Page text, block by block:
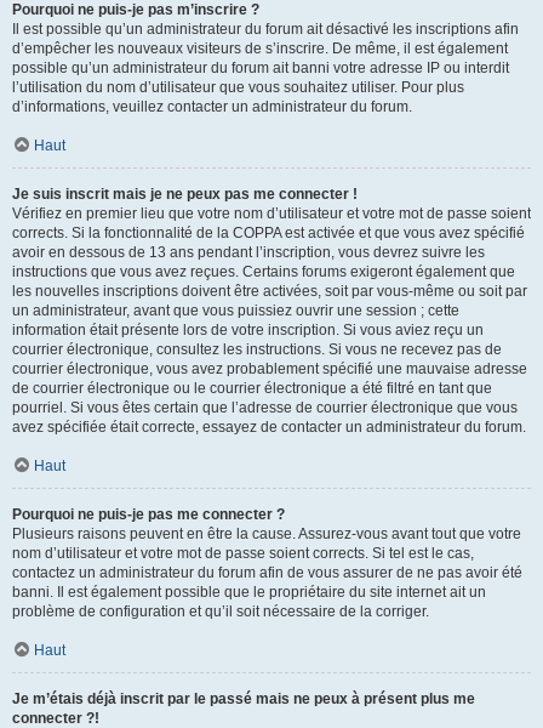
Pourquoi ne puis-je pas m’inscrire ?
Il est possible qu’un administrateur du forum ait désactivé les inscriptions afin
d’empêcher les nouveaux visiteurs de s’inscrire. De même, il est également
possible qu’un administrateur du forum ait banni votre adresse IP ou interdit
l’utilisation du nom d’utilisateur que vous souhaitez utiliser. Pour plus
d’informations, veuillez contacter un administrateur du forum.
Haut
Je suis inscrit mais je ne peux pas me connecter !
Vérifiez en premier lieu que votre nom d’utilisateur et votre mot de passe soient
corrects. Si la fonctionnalité de la COPPA est activée et que vous avez spécifié
avoir en dessous de 13 ans pendant l’inscription, vous devrez suivre les
instructions que vous avez reçues. Certains forums exigeront également que
les nouvelles inscriptions doivent être activées, soit par vous-même ou soit par
un administrateur, avant que vous puissiez ouvrir une session ; cette
information était présente lors de votre inscription. Si vous aviez reçu un
courrier électronique, consultez les instructions. Si vous ne recevez pas de
courrier électronique, vous avez probablement spécifié une mauvaise adresse
de courrier électronique ou le courrier électronique a été filtré en tant que
pourriel. Si vous êtes certain que l’adresse de courrier électronique que vous
avez spécifiée était correcte, essayez de contacter un administrateur du forum.
Haut
Pourquoi ne puis-je pas me connecter ?
Plusieurs raisons peuvent en être la cause. Assurez-vous avant tout que votre
nom d’utilisateur et votre mot de passe soient corrects. Si tel est le cas,
contactez un administrateur du forum afin de vous assurer de ne pas avoir été
banni. Il est également possible que le propriétaire du site internet ait un
problème de configuration et qu’il soit nécessaire de la corriger.
Haut
Je m’étais déjà inscrit par le passé mais ne peux à présent plus me
connecter ?!